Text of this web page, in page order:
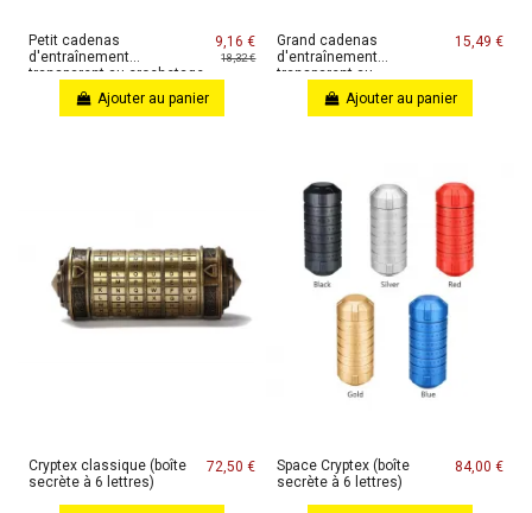
Petit cadenas
d'entraînement
transparent au crochetage
9,16 €
18,32 €
Ajouter au panier
Grand cadenas
d'entraînement
transparent au
crochetage
15,49 €
Ajouter au panier
Cryptex classique (boîte
secrète à 6 lettres)
72,50 €
Space Cryptex (boîte
secrète à 6 lettres)
84,00 €